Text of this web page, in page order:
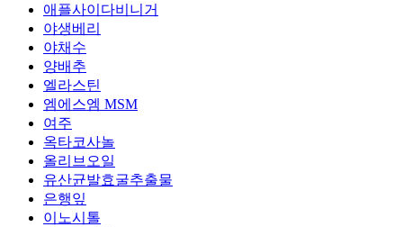
애플사이다비니거
야생베리
야채수
양배추
엘라스틴
엠에스엠 MSM
여주
옥타코사놀
올리브오일
유산균발효굴추출물
은행잎
이노시톨